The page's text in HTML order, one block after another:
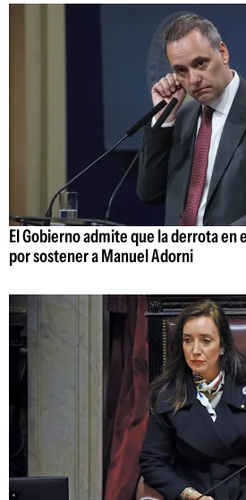
El Gobierno admite que la derrota en
por sostener a Manuel Adorni